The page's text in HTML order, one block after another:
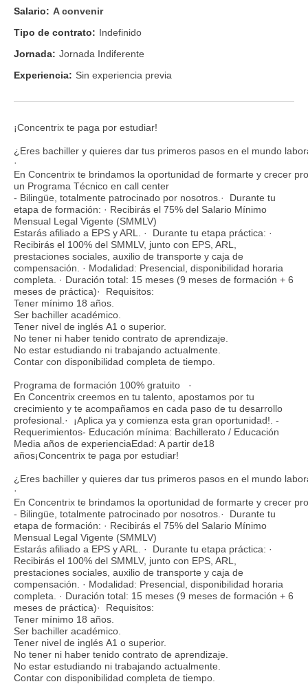
Salario: A convenir
Tipo de contrato: Indefinido
Jornada: Jornada Indiferente
Experiencia: Sin experiencia previa
¡Concentrix te paga por estudiar!
¿Eres bachiller y quieres dar tus primeros pasos en el mundo
·
En Concentrix te brindamos la oportunidad de formarte y crecer
un Programa Técnico en call center
- Bilingüe, totalmente patrocinado por nosotros.· Durante tu
etapa de formación: · Recibirás el 75% del Salario Mínimo
Mensual Legal Vigente (SMMLV)
Estarás afiliado a EPS y ARL. · Durante tu etapa práctica: ·
Recibirás el 100% del SMMLV, junto con EPS, ARL,
prestaciones sociales, auxilio de transporte y caja de
compensación. · Modalidad: Presencial, disponibilidad horaria
completa. · Duración total: 15 meses (9 meses de formación + 6
meses de práctica)· Requisitos:
Tener mínimo 18 años.
Ser bachiller académico.
Tener nivel de inglés A1 o superior.
No tener ni haber tenido contrato de aprendizaje.
No estar estudiando ni trabajando actualmente.
Contar con disponibilidad completa de tiempo.
Programa de formación 100% gratuito ·
En Concentrix creemos en tu talento, apostamos por tu
crecimiento y te acompañamos en cada paso de tu desarrollo
profesional.· ¡Aplica ya y comienza esta gran oportunidad!. -
Requerimientos- Educación mínima: Bachillerato / Educación
Media años de experienciaEdad: A partir de18
años¡Concentrix te paga por estudiar!
¿Eres bachiller y quieres dar tus primeros pasos en el mundo
·
En Concentrix te brindamos la oportunidad de formarte y crecer
- Bilingüe, totalmente patrocinado por nosotros.· Durante tu
etapa de formación: · Recibirás el 75% del Salario Mínimo
Mensual Legal Vigente (SMMLV)
Estarás afiliado a EPS y ARL. · Durante tu etapa práctica: ·
Recibirás el 100% del SMMLV, junto con EPS, ARL,
prestaciones sociales, auxilio de transporte y caja de
compensación. · Modalidad: Presencial, disponibilidad horaria
completa. · Duración total: 15 meses (9 meses de formación + 6
meses de práctica)· Requisitos:
Tener mínimo 18 años.
Ser bachiller académico.
Tener nivel de inglés A1 o superior.
No tener ni haber tenido contrato de aprendizaje.
No estar estudiando ni trabajando actualmente.
Contar con disponibilidad completa de tiempo.